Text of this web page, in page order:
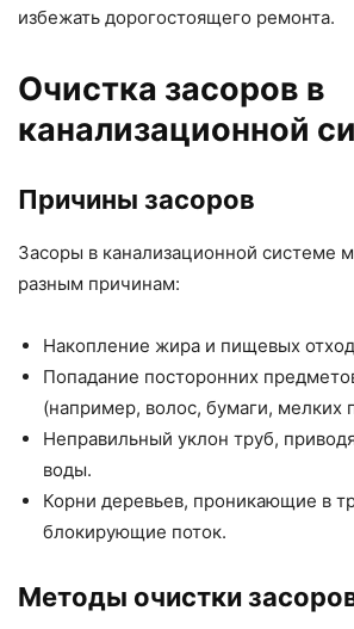
избежать дорогостоящего ремонта.
Очистка засоров в
канализационной
Причины засоров
Засоры в канализационной системе
разным причинам:
Накопление жира и пищевых
Попадание посторонних
(например, волос, бумаги, мелких
Неправильный уклон труб,
воды.
Корни деревьев, проникающие в
блокирующие поток.
Методы очистки